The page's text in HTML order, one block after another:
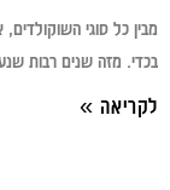
מבין כל סוגי
בכדי. מזה שנים רבות
לקריאה »